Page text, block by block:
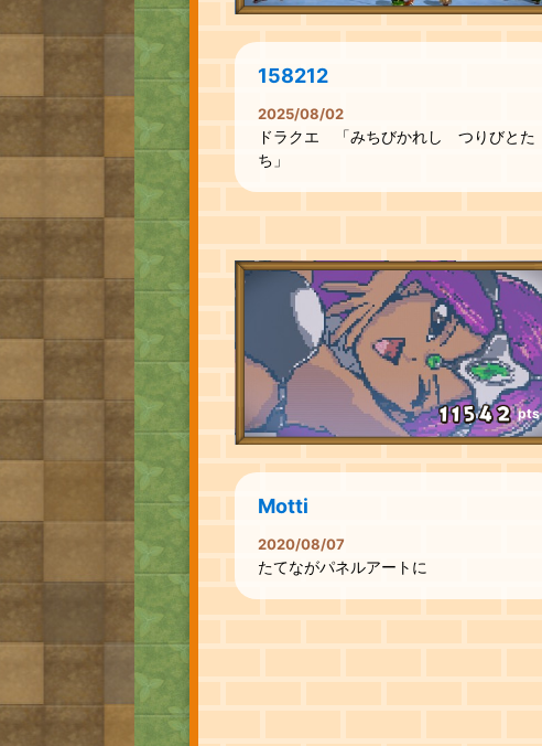
158212
2025/08/02
ドラクエ 「みちびかれし つりびとた
ち」
pts
Motti
2020/08/07
たてながパネルアートに